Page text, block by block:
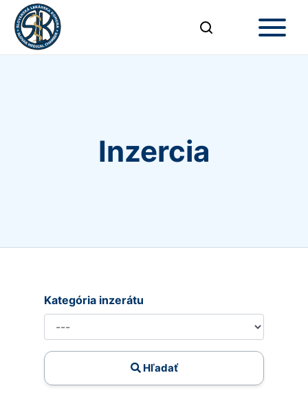
Inzercia
Kategória inzerátu
Hľadať